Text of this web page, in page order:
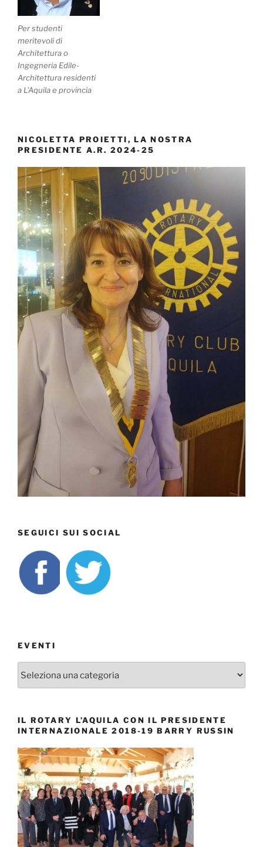
Per studenti
meritevoli di
Architettura o
Ingegneria Edile-
Architettura residenti
a L'Aquila e provincia
NICOLETTA PROIETTI, LA NOSTRA
PRESIDENTE A.R. 2024-25
SEGUICI SUI SOCIAL
EVENTI
IL ROTARY L’AQUILA CON IL PRESIDENTE
INTERNAZIONALE 2018-19 BARRY RUSSIN